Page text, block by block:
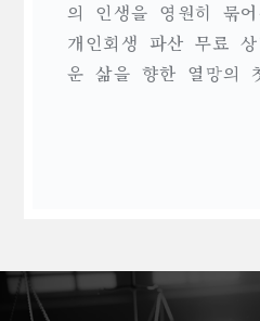
의 인생을 영원히 묶
개인회생 파산 무료
운 삶을 향한 열망의